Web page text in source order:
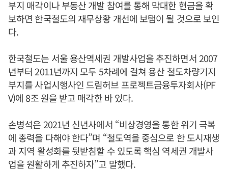
부지 매각이나 부동산 개발 참여를 통해 막대한 현금을 확
보하면 한국철도의 재무상황 개선에 보탬이 될 것으로 보인
다.
한국철도는 서울 용산역세권 개발사업을 추진하면서 2007
년부터 2011년까지 모두 5차례에 걸쳐 용산 철도차량기지
부지를 사업시행사인 드림허브 프로젝트금융투자회사(PF
V)에 8조 원을 받고 매각한 바 있다.
손병석은 2021년 신년사에서 “비상경영을 통한 위기 극복
에 총력을 다해야 한다”며 “철도역을 중심으로 한 도시재생
과 지역 활성화를 뒷받침할 수 있도록 핵심 역세권 개발사
업을 원활하게 추진하자”고 말했다.